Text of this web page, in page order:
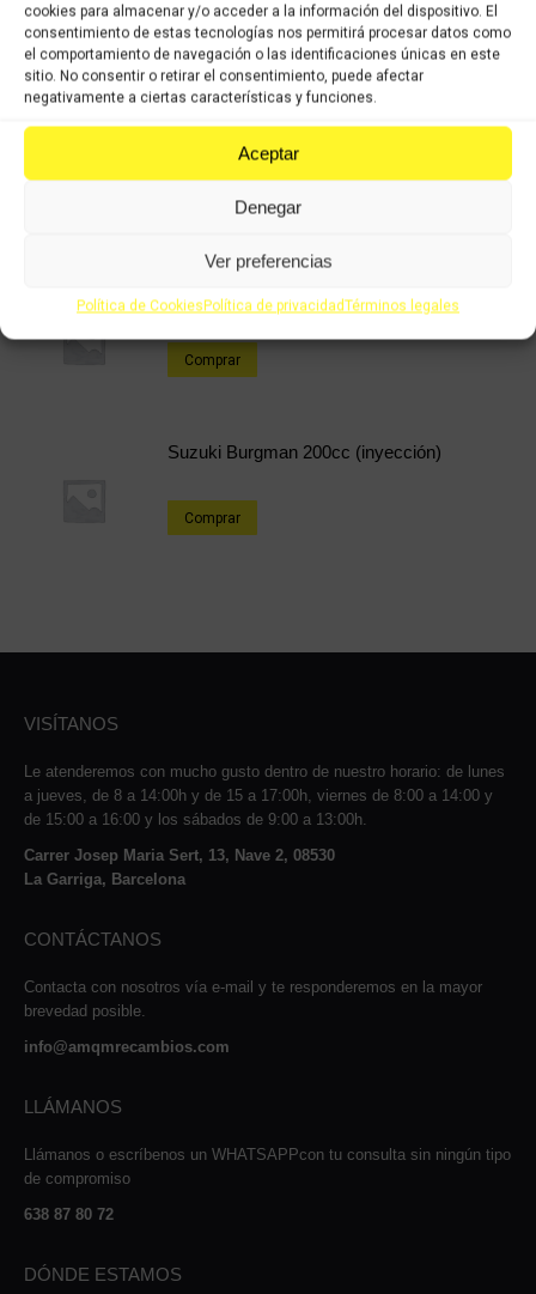
cookies para almacenar y/o acceder a la información del dispositivo. El
consentimiento de estas tecnologías nos permitirá procesar datos como
el comportamiento de navegación o las identificaciones únicas en este
sitio. No consentir o retirar el consentimiento, puede afectar
negativamente a ciertas características y funciones.
Aceptar
Denegar
Ver preferencias
Política de CookiesPolítica de privacidadTérminos legales
X
FacebookPinterestLinkedIn
Productos relacionados
Comprar
Suzuki GS 500cc
Comprar
Suzuki Burgman 200cc (inyección)
Comprar
VISÍTANOS
Le atenderemos con mucho gusto dentro de nuestro horario: de lunes
a jueves, de 8 a 14:00h y de 15 a 17:00h, viernes de 8:00 a 14:00 y
de 15:00 a 16:00 y los sábados de 9:00 a 13:00h.
Carrer Josep Maria Sert, 13, Nave 2, 08530
La Garriga, Barcelona
CONTÁCTANOS
Contacta con nosotros vía e-mail y te responderemos en la mayor
brevedad posible.
info@amqmrecambios.com
LLÁMANOS
Llámanos o escríbenos un WHATSAPPcon tu consulta sin ningún tipo
de compromiso
638 87 80 72
DÓNDE ESTAMOS